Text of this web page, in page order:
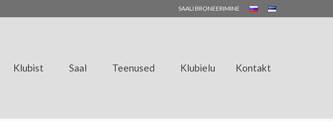
SAALI BRONEERIMINE
Klubist Saal Teenused Klubielu Kontakt